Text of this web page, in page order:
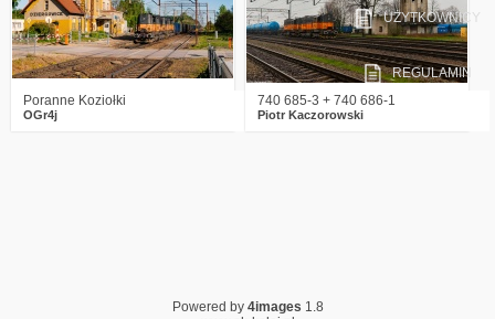
UŻYTKOWNICY
REGULAMIN
Poranne Koziołki
OGr4j
740 685-3 + 740 686-1
Piotr Kaczorowski
Powered by 4images 1.8